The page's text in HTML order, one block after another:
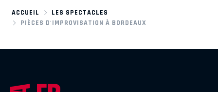
ACCUEIL
LES SPECTACLES
PIÈCES D'IMPROVISATION À BORDEAUX